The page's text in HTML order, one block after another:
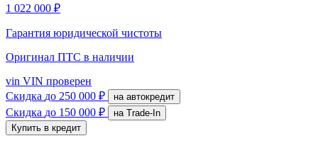
1 022 000 ₽
Гарантия юридической чистоты
Оригинал ПТС в наличии
vin VIN проверен
Скидка до 250 000 ₽ на автокредит
Скидка до 150 000 ₽
на Trade-In
Купить в кредит